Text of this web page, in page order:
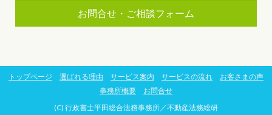
お問合せ・ご相談フォーム
(C) 行政書士平田総合法務事務所／不動産法務総研
トップページ 選ばれる理由 サービス案内 サービスの流れ
お客さまの声
事務所概要
お問合せ